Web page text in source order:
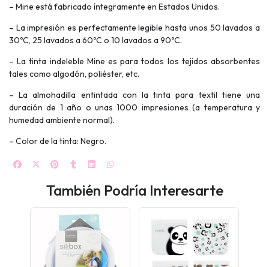
– Mine está fabricado íntegramente en Estados Unidos.
– La impresión es perfectamente legible hasta unos 50 lavados a
30ºC, 25 lavados a 60ºC o 10 lavados a 90ºC.
– La tinta indeleble Mine es para todos los tejidos absorbentes
tales como algodón, poliéster, etc.
– La almohadilla entintada con la tinta para textil tiene una
duración de 1 año o unas 1000 impresiones (a temperatura y
humedad ambiente normal).
– Color de la tinta: Negro.
También Podría Interesarte